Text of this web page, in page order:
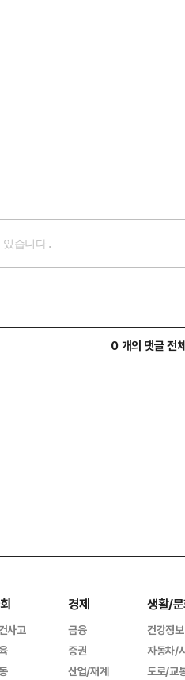
0 개의 댓글 전
사고
경제
금융
증권
산업/재계
생활/
건강정보
자동차/
도로/교